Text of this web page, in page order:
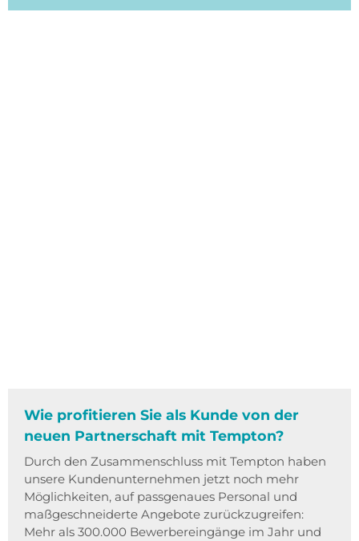
Wie profitieren Sie als Kunde von der
neuen Partnerschaft mit Tempton?
Durch den Zusammenschluss mit Tempton haben
unsere Kundenunternehmen jetzt noch mehr
Möglichkeiten, auf passgenaues Personal und
maßgeschneiderte Angebote zurückzugreifen:
Mehr als 300.000 Bewerbereingänge im Jahr und